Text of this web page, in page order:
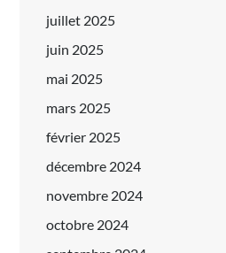
juillet 2025
juin 2025
mai 2025
mars 2025
février 2025
décembre 2024
novembre 2024
octobre 2024